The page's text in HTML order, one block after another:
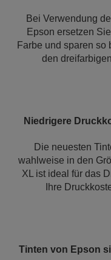
Bei Verwendung
Epson ersetzen
Farbe und sparen so
den
Niedrigere
Die neuesten
wahlweise in den
XL ist ideal für das
Ihre
Tinten von Epson